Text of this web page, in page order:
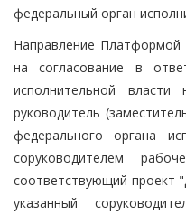
федеральный орган
Направление
на согласование в
исполнительной
руководитель
федерального органа
соруководителем
соответствующий проект
указанный